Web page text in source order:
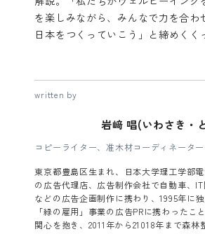
を楽しみながら、みんなで力を合わ
日本をつくっていこう」と締めくく
written by
岩﨑 唱(いわさき・
コピーライター、准木材コーディネーター
東京都豊島区生まれ、日本大学理工学部
の広告代理店、広告制作会社で自動車、
などの広告企画制作に携わり、1995年に
「緑の雇用」事業の広告PRに携わったこ
関心を抱き、2011年から21018年まで森林